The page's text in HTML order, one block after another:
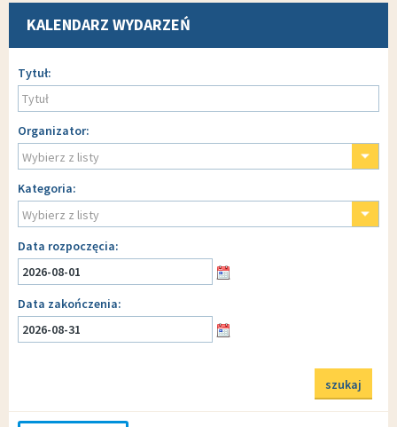
KALENDARZ WYDARZEŃ
Wyszukiwarka
Tytuł
Organizator
Wybierz z listy
Kategoria
Wybierz z listy
Data rozpoczęcia
Data zakończenia